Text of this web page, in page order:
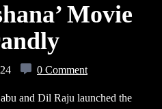
Movie
0 Comment
and Dil Raju launched the